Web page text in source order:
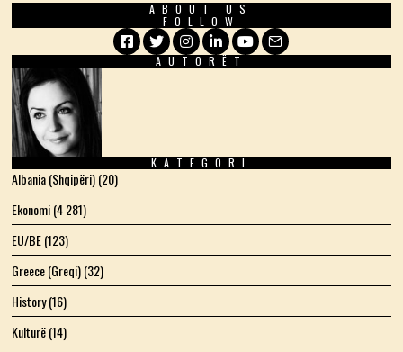
ABOUT US
FOLLOW
Facebook
TwitterInstagram
LinkedIn
YouTube
Email
AUTORËT
KATEGORI
Albania (Shqipëri)(20)
Ekonomi(4 281)
EU/BE(123)
Greece (Greqi)(32)
History(16)
Kulturë(14)